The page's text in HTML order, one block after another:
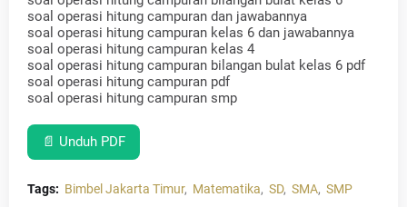
soal operasi hitung campuran dan jawabannya
soal operasi hitung campuran kelas 6 dan jawabannya
soal operasi hitung campuran kelas 4
soal operasi hitung campuran bilangan bulat kelas 6 pdf
soal operasi hitung campuran pdf
soal operasi hitung campuran smp
📄 Unduh PDF
Tags: Bimbel Jakarta Timur Matematika SD SMA SMP